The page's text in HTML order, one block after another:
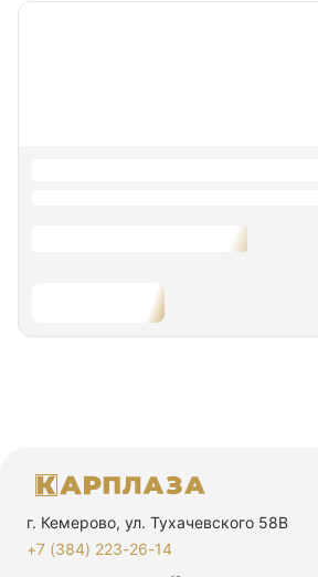
г. Кемерово, ул. Тухачевского 58В
+7 (384) 223-26-14‬